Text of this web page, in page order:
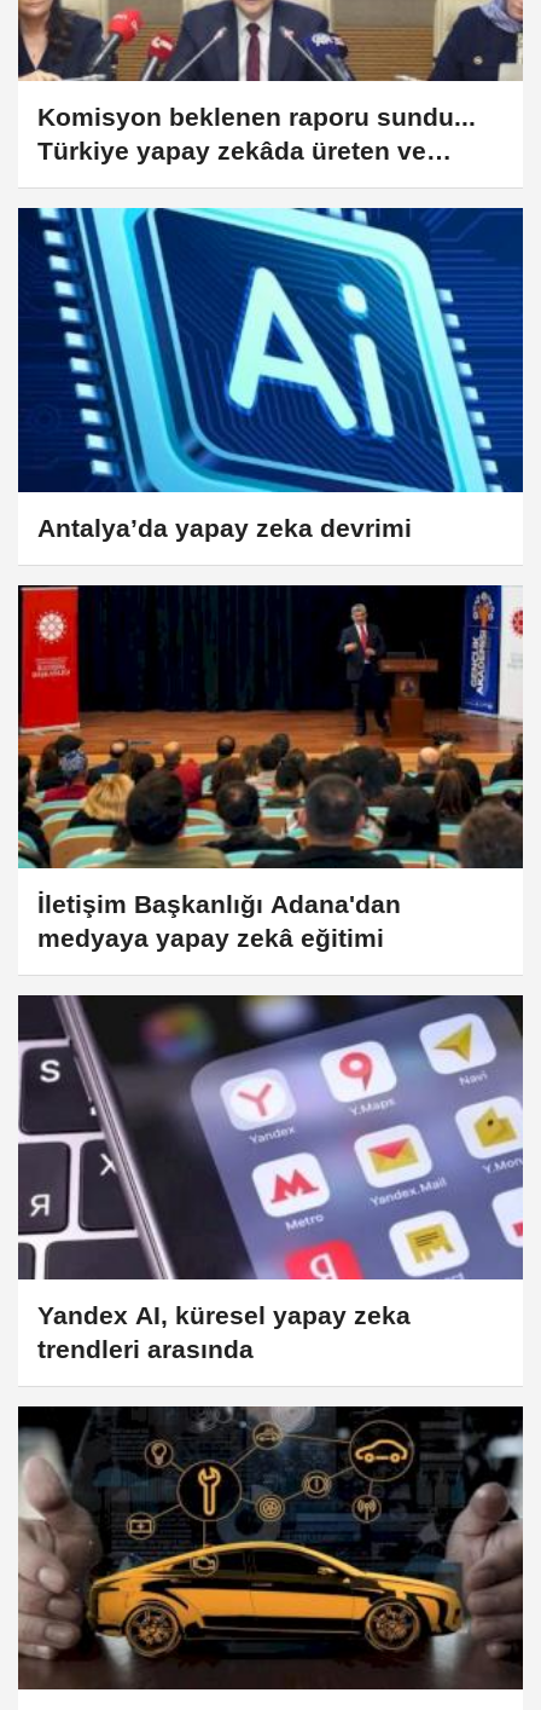
Komisyon beklenen raporu sundu...
Türkiye yapay zekâda üreten ve
düzenleyen olacak
Antalya’da yapay zeka devrimi
İletişim Başkanlığı Adana'dan
medyaya yapay zekâ eğitimi
Yandex AI, küresel yapay zeka
trendleri arasında